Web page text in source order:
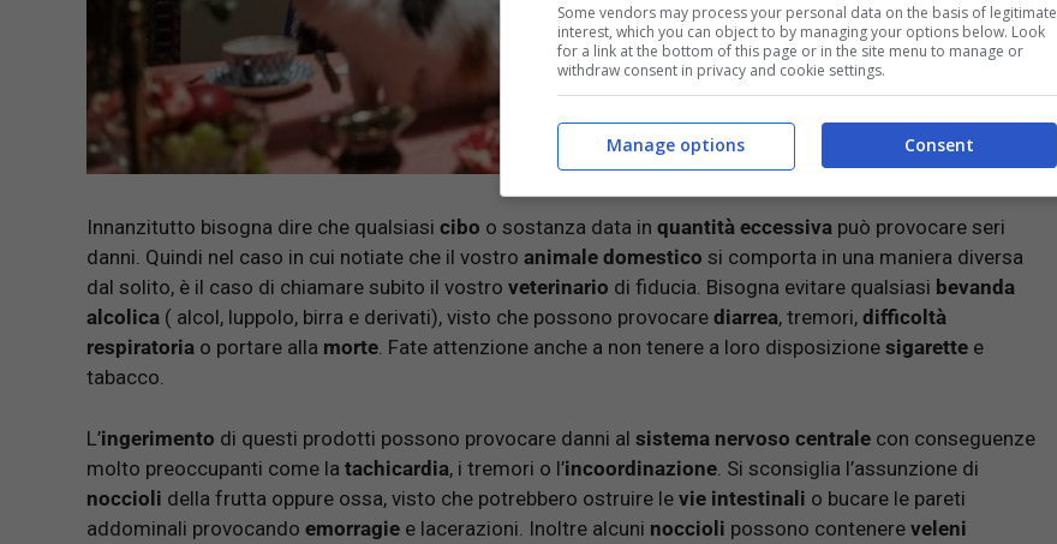
Innanzitutto bisogna dire che qualsiasi cibo o sostanza data in quantità eccessiva può provocare seri
danni. Quindi nel caso in cui notiate che il vostro animale domestico si comporta in una maniera diversa
dal solito, è il caso di chiamare subito il vostro veterinario di fiducia. Bisogna evitare qualsiasi bevanda
alcolica ( alcol, luppolo, birra e derivati), visto che possono provocare diarrea, tremori, difficoltà
respiratoria o portare alla morte. Fate attenzione anche a non tenere a loro disposizione sigarette e
tabacco.
L’ingerimento di questi prodotti possono provocare danni al sistema nervoso centrale con conseguenze
molto preoccupanti come la tachicardia, i tremori o l’incoordinazione . Si sconsiglia l’assunzione di
noccioli della frutta oppure ossa, visto che potrebbero ostruire le vie intestinali o bucare le pareti
addominali provocando emorragie e lacerazioni. Inoltre alcuni noccioli possono contenere veleni
Some vendors may process your personal data on the basis of legitimate
interest, which you can object to by managing your options below. Look
for a link at the bottom of this page or in the site menu to manage or
withdraw consent in privacy and cookie settings.
Consent
Manage options